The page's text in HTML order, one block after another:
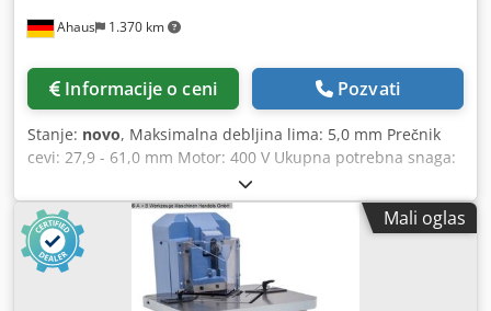
Ahaus 1.370 km
Informacije o ceni Pozvati
Stanje: novo, Maksimalna debljina lima: 5,0 mm Prečnik
cevi: 27,9 - 61,0 mm Motor: 400 V Ukupna potrebna snaga:
2,2 kW Težina mašine: cca 87,0 kg Električna mašina za
sečenje cevi AL1-2E pokreće se pritiskom na taster, pri
čemu je sekač cevi stalno u pogonu. Omogućava
kontinuiranu obradu novih komada bez potrebe za stalnim
ponovnim uključivanjem mašine. Codpoxaardefx Ah Ueha
Sa električnom mašinom za sečenje cevi AL1-2E možete
Mali oglas